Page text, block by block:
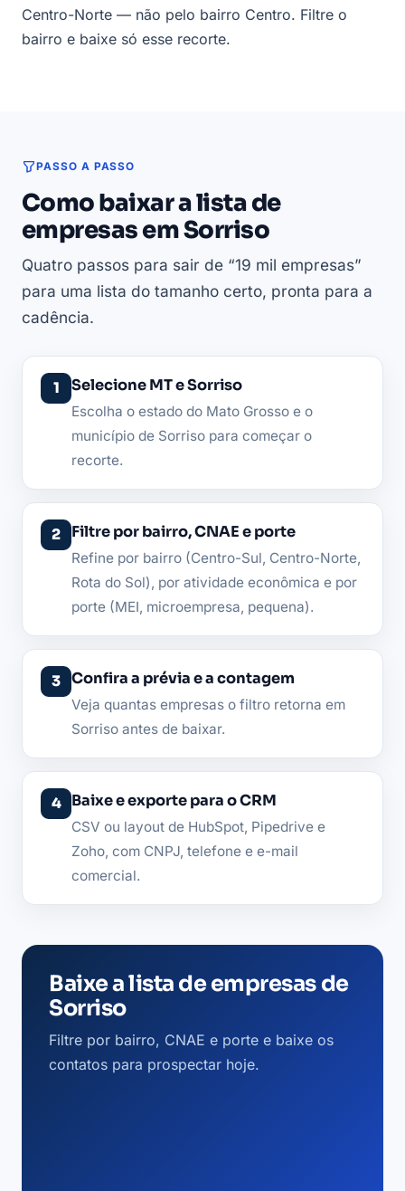
Centro-Norte — não pelo bairro Centro. Filtre o
bairro e baixe só esse recorte.
PASSO A PASSO
Como baixar a lista de
empresas em Sorriso
Quatro passos para sair de “19 mil empresas”
para uma lista do tamanho certo, pronta para a
cadência.
Selecione MT e Sorriso
Escolha o estado do Mato Grosso e o
município de Sorriso para começar o
recorte.
Filtre por bairro, CNAE e porte
Refine por bairro (Centro-Sul, Centro-Norte,
Rota do Sol), por atividade econômica e por
porte (MEI, microempresa, pequena).
Confira a prévia e a contagem
Veja quantas empresas o filtro retorna em
Sorriso antes de baixar.
Baixe e exporte para o CRM
CSV ou layout de HubSpot, Pipedrive e
Zoho, com CNPJ, telefone e e-mail
comercial.
Baixe a lista de empresas de
Sorriso
Filtre por bairro, CNAE e porte e baixe os
contatos para prospectar hoje.